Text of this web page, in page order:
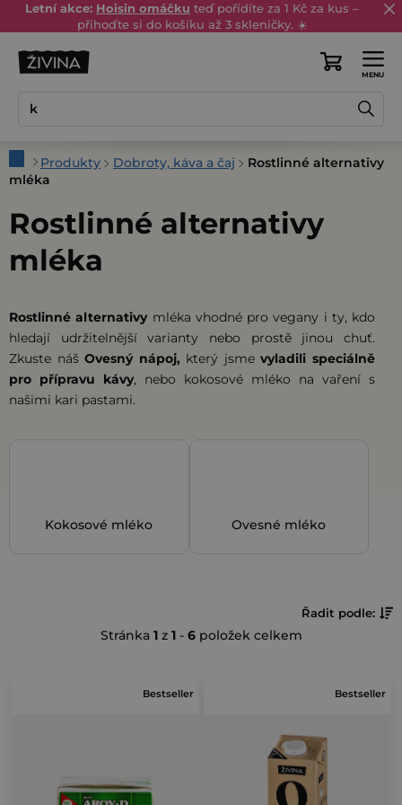
Přejít
na
obsah
Letní akce: Hoisin omáčku teď pořídíte za 1 Kč za kus –
přihoďte si do košíku až 3 skleničky. ☀️
Nákupní
DomůProdukty Dobroty, káva a čaj
Rostlinné alternativy
mléka
Rostlinné alternativy
mléka
Rostlinné alternativymléka vhodné pro vegany i ty, kdo
hledají udržitelnější varianty nebo prostě jinou chuť.
Zkuste nášOvesný nápoj, který jsmevyladili speciálně
pro přípravu kávy, nebo kokosové mléko na vaření s
našimi kari pastami.
Kokosové mléko Ovesné mléko
Stránka 1z 1- 6položek celkem
Ř
a
í
p
Řadit podle:
Bestseller Bestseller